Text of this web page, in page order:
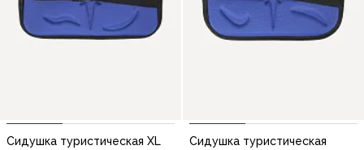
Сидушка туристическая XL Сидушка туристическая